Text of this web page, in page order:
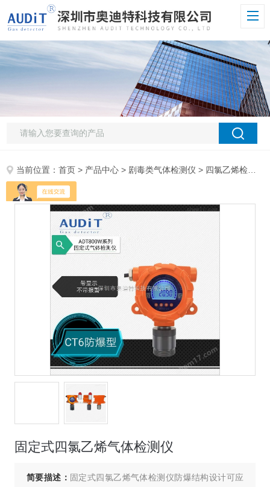
当前位置：首页 > 产品中心 > 剧毒类气体检测仪 > 四氯乙烯检测仪
固定式四氯乙烯气体检测仪
简要描述： 固定式四氯乙烯气体检测仪防爆结构设计可应